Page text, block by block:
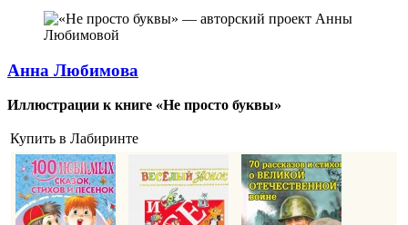
Анна Любимова
Иллюстрации к книге «Не просто буквы»
Купить в Лабиринте